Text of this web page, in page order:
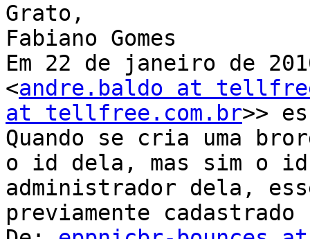
Grato,
Fabiano Gomes
Em 22 de janeiro de
<andre.baldo at
at tellfree.com.br>>
Quando se cria uma
o id dela, mas sim o
administrador dela,
previamente